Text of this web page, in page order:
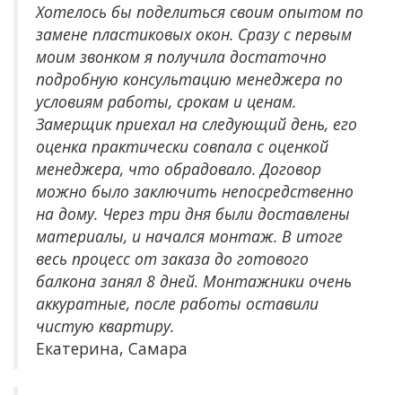
Хотелось бы поделиться своим опытом по
замене пластиковых окон. Сразу с первым
моим звонком я получила достаточно
подробную консультацию менеджера по
условиям работы, срокам и ценам.
Замерщик приехал на следующий день, его
оценка практически совпала с оценкой
менеджера, что обрадовало. Договор
можно было заключить непосредственно
на дому. Через три дня были доставлены
материалы, и начался монтаж. В итоге
весь процесс от заказа до готового
балкона занял 8 дней. Монтажники очень
аккуратные, после работы оставили
чистую квартиру.
Екатерина, Самара